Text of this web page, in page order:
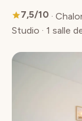
7,5/10 ·
Studio · 1 salle